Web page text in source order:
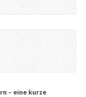
– eine kurze